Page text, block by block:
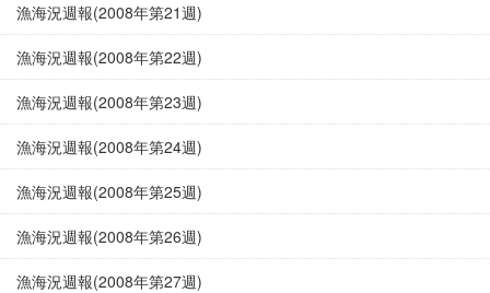
漁海況週報(2008年第21週)
漁海況週報(2008年第22週)
漁海況週報(2008年第23週)
漁海況週報(2008年第24週)
漁海況週報(2008年第25週)
漁海況週報(2008年第26週)
漁海況週報(2008年第27週)